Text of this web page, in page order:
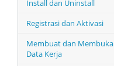
Install dan Uninstall
Registrasi dan Aktivasi
Membuat dan Membuka
Data Kerja